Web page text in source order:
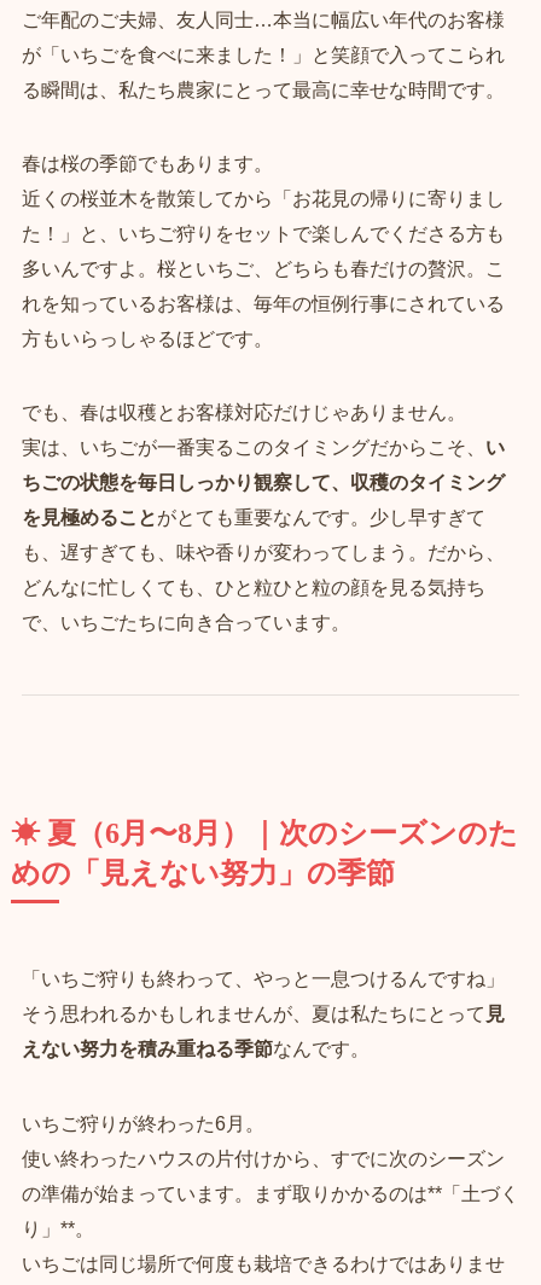
ご年配のご夫婦、友人同士…本当に幅広い年代のお客様
が「いちごを食べに来ました！」と笑顔で入ってこられ
る瞬間は、私たち農家にとって最高に幸せな時間です。
春は桜の季節でもあります。
近くの桜並木を散策してから「お花見の帰りに寄りまし
た！」と、いちご狩りをセットで楽しんでくださる方も
多いんですよ。桜といちご、どちらも春だけの贅沢。こ
れを知っているお客様は、毎年の恒例行事にされている
方もいらっしゃるほどです。
でも、春は収穫とお客様対応だけじゃありません。
実は、いちごが一番実るこのタイミングだからこそ、 い
ちごの状態を毎日しっかり観察して、収穫のタイミング
を見極めることがとても重要なんです。少し早すぎて
も、遅すぎても、味や香りが変わってしまう。だから、
どんなに忙しくても、ひと粒ひと粒の顔を見る気持ち
で、いちごたちに向き合っています。
☀ 夏（6月〜8月）｜次のシーズンのた
めの「見えない努力」の季節
「いちご狩りも終わって、やっと一息つけるんですね」
そう思われるかもしれませんが、夏は私たちにとって 見
えない努力を積み重ねる季節なんです。
いちご狩りが終わった6月。
使い終わったハウスの片付けから、すでに次のシーズン
の準備が始まっています。まず取りかかるのは**「土づく
り」**。
いちごは同じ場所で何度も栽培できるわけではありませ